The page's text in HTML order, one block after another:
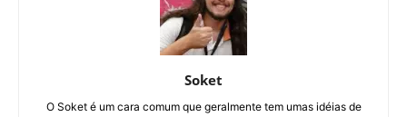
Soket
O Soket é um cara comum que geralmente tem umas idéias de